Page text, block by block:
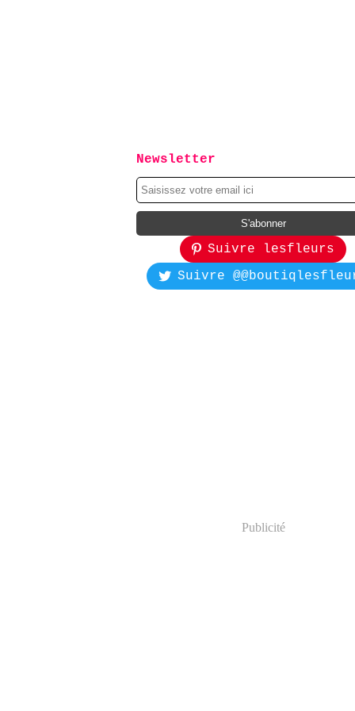
Newsletter
Suivre lesfleurs
Suivre
Publicité